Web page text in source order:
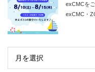
exCMCを
exCMC・